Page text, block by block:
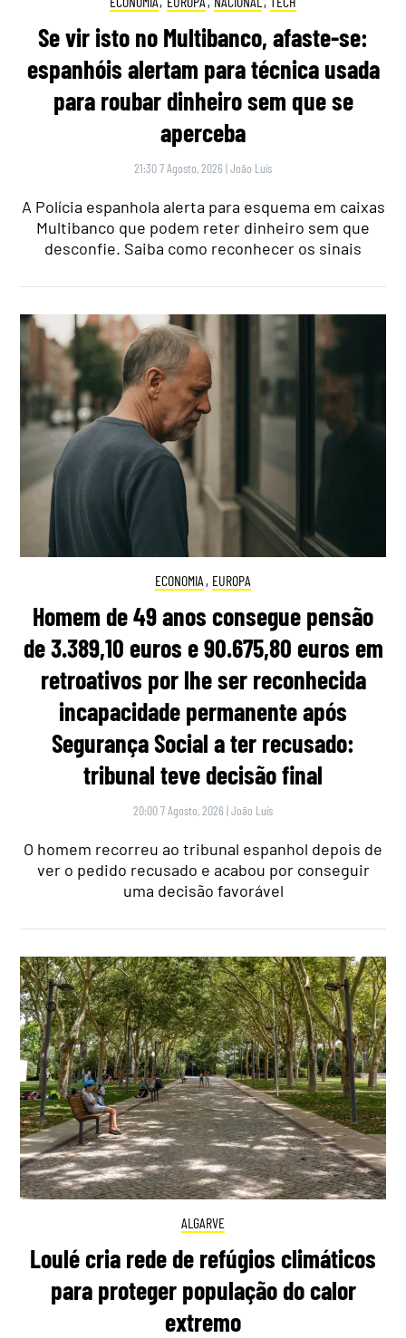
Se vir isto no Multibanco, afaste-se:
espanhóis alertam para técnica usada
para roubar dinheiro sem que se
aperceba
21:30 7 Agosto, 2026 |João Luís
A Polícia espanhola alerta para esquema em caixas
Multibanco que podem reter dinheiro sem que
desconfie. Saiba como reconhecer os sinais
ECONOMIA , EUROPA
Homem de 49 anos consegue pensão
de 3.389,10 euros e 90.675,80 euros em
retroativos por lhe ser reconhecida
incapacidade permanente após
Segurança Social a ter recusado:
tribunal teve decisão final
20:00 7 Agosto, 2026 |João Luís
O homem recorreu ao tribunal espanhol depois de
ver o pedido recusado e acabou por conseguir
uma decisão favorável
ALGARVE
Loulé cria rede de refúgios climáticos
para proteger população do calor
extremo